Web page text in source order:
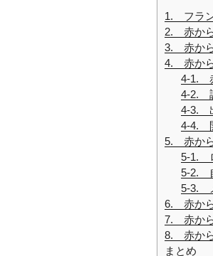
1. フラ
2. 赤から
3. 赤から
4. 赤から
4-1.
4-2.
4-3.
4-4.
5. 赤から
5-1.
5-2.
5-3.
6. 赤から
7. 赤から
8. 赤から
まとめ